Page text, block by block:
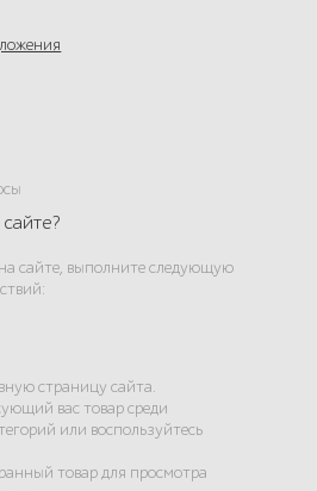
сайте, выполните следующую
страницу сайта.
вас товар среди
или воспользуйтесь
товар для просмотра